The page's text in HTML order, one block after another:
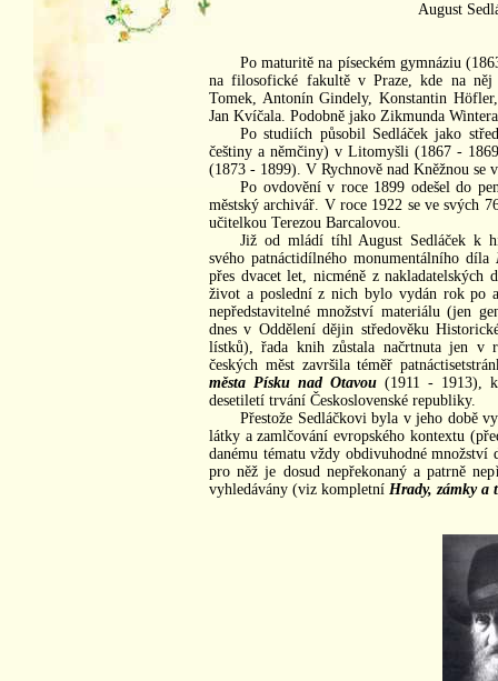
August
Po maturitě na píseckém gymnáziu
na filosofické fakultě v Praze, kde na
Tomek, Antonín Gindely, Konstantin
Jan Kvíčala. Podobně jako Zikmunda
Po studiích působil Sedláček jako
češtiny a němčiny) v Litomyšli (1867 -
(1873 - 1899). V Rychnově nad Kněžnou se
Po ovdovění v roce 1899 odešel do
městský archivář. V roce 1922 se ve svých
učitelkou Terezou Barcalovou.
Již od mládí tíhl August Sedláček k
svého patnáctidílného monumentálního díla
přes dvacet let, nicméně z
život a poslední z nich bylo vydán rok po
nepředstavitelné množství materiálu (jen
dnes v Oddělení dějin středověku
lístků), řada knih zůstala načrtnuta jen v
českých měst završila téměř
města Písku nad Otavou (1911 - 1913),
desetiletí trvání Československé republiky.
Přestože Sedláčkovi byla v jeho době
látky a zamlčování evropského kontextu
danému tématu vždy obdivuhodné množství
pro něž je dosud nepřekonaný a patrně
vyhledávány (viz kompletní Hrady, zámky a